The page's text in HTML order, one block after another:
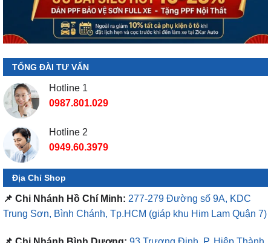
TỔNG ĐÀI TƯ VẤN
Hotline 1
0987.801.029
Hotline 2
0949.60.3979
Địa Chỉ Shop
📌 Chi Nhánh Hồ Chí Minh: 277-279 Đường số 9A, KDC
Trung Sơn, Bình Chánh, Tp.HCM (giáp khu Him Lam Quận 7)